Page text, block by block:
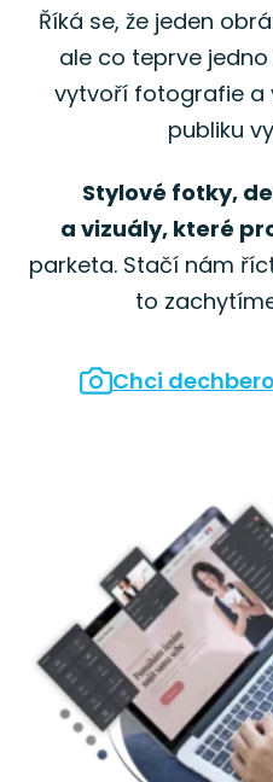
Říká se, že jeden
ale co teprve jedno
vytvoří fotografie a
publiku
Stylové fotky,
a vizuály, které
parketa. Stačí nám
to
Chci